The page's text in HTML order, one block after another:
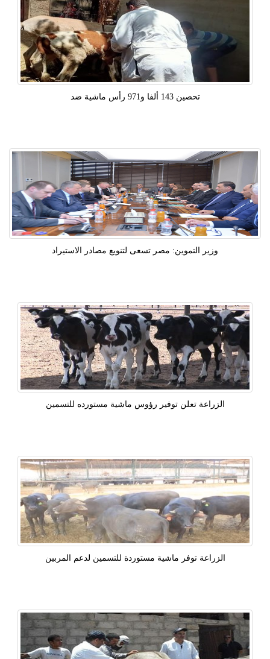
تحصين 143 ألفا و971 رأس ماشية ضد
وزير التموين: مصر تسعى لتنويع مصادر الاستيراد
الزراعة تعلن توفير رؤوس ماشية مستورده للتسمين
الزراعة توفر ماشية مستوردة للتسمين لدعم المربين